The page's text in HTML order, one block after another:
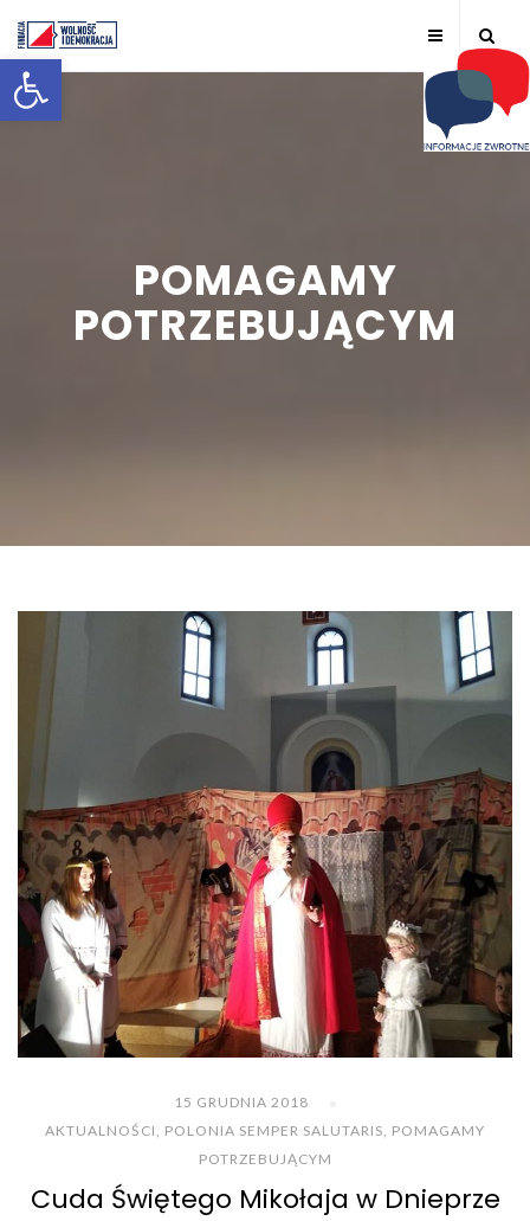
Otwórz pasek narzędzi
POMAGAMY
POTRZEBUJĄCYM
15 GRUDNIA 2018
AKTUALNOŚCI, POLONIA SEMPER SALUTARIS, POMAGAMY
POTRZEBUJĄCYM
Cuda Świętego Mikołaja w Dnieprze